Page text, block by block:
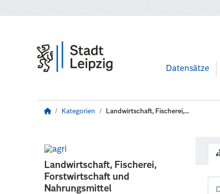
Datensätze
Kategorien Landwirtschaft, Fischerei,...
Landwirtschaft, Fischerei,
Forstwirtschaft und
Nahrungsmittel